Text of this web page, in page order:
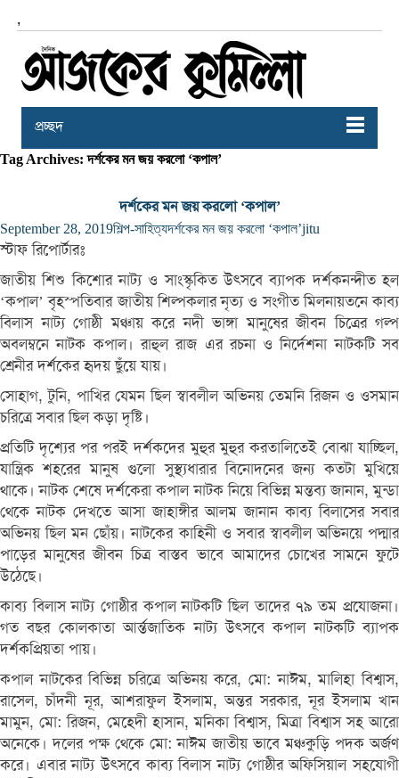
,
প্রচ্ছদ
Tag Archives: দর্শকের মন জয় করলো ‘কপাল’
দর্শকের মন জয় করলো ‘কপাল’
September 28, 2019শিল্প-সাহিত্যদর্শকের মন জয় করলো ‘কপাল’jitu
স্টাফ রিপোর্টারঃ
জাতীয় শিশু কিশোর নাট্য ও সাংস্কৃকিত উৎসবে ব্যাপক দর্শকনন্দীত হল
‘কপাল’ বৃহস্পতিবার জাতীয় শিল্পকলার নৃত্য ও সংগীত মিলনায়তনে কাব্য
বিলাস নাট্য গোষ্ঠী মঞ্চায় করে নদী ভাঙ্গা মানুষের জীবন চিত্রের গল্প
অবলম্বনে নাটক কপাল। রাহুল রাজ এর রচনা ও নির্দেশনা নাটকটি সব
শ্রেনীর দর্শকের হৃদয় ছুঁয়ে যায়।
সোহাগ, টুনি, পাখির যেমন ছিল স্বাবলীল অভিনয় তেমনি রিজন ও ওসমান
চরিত্রে সবার ছিল কড়া দৃষ্টি।
প্রতিটি দৃশ্যের পর পরই দর্শকদের মুহুর মুহুর করতালিতেই বোঝা যাচ্ছিল,
যান্ত্রিক শহরের মানুষ গুলো সুস্থ্যধারার বিনোদনের জন্য কতটা মুখিয়ে
থাকে। নাটক শেষে দর্শকেরা কপাল নাটক নিয়ে বিভিন্ন মন্তব্য জানান, মুন্ডা
থেকে নাটক দেখতে আসা জাহাঙ্গীর আলম জানান কাব্য বিলাসের সবার
অভিনয় ছিল মন ছোঁয়। নাটকের কাহিনী ও সবার স্বাবলীল অভিনয়ে পদ্মার
পাড়ের মানুষের জীবন চিত্র বাস্তব ভাবে আমাদের চোখের সামনে ফুটে
উঠেছে।
কাব্য বিলাস নাট্য গোষ্ঠীর কপাল নাটকটি ছিল তাদের ৭৯ তম প্রযোজনা।
গত বছর কোলকাতা আর্ন্তজাতিক নাট্য উৎসবে কপাল নাটকটি ব্যাপক
দর্শকপ্রিয়তা পায়।
কপাল নাটকের বিভিন্ন চরিত্রে অভিনয় করে, মো: নাঈম, মালিহা বিশ্বাস,
রাসেল, চাঁদনী নূর, আশরাফুল ইসলাম, অন্তর সরকার, নূর ইসলাম খান
মামুন, মো: রিজন, মেহেদী হাসান, মনিকা বিশ্বাস, মিত্রা বিশ্বাস সহ আরো
অনেকে। দলের পক্ষ থেকে মো: নাঈম জাতীয় ভাবে মঞ্চকুড়ি পদক অর্জণ
করে। এবার নাট্য উৎসবে কাব্য বিলাস নাট্য গোষ্ঠীর অফিসিয়াল সহযোগী